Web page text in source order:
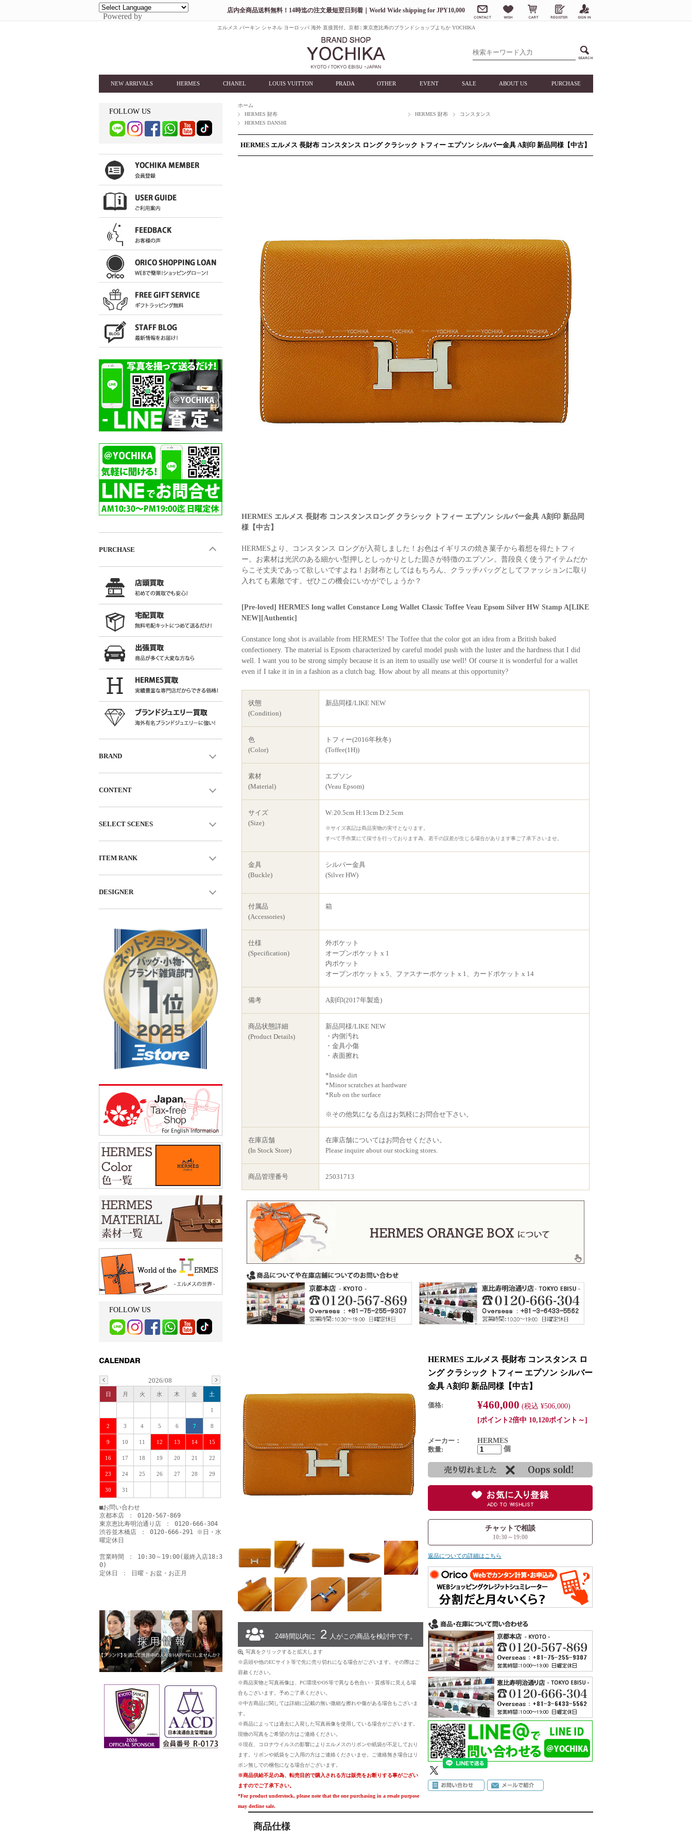
Powered by
店内全商品送料無料！14時迄の注文最短翌日到着｜World Wide shipping for JPY10,000
エルメス バーキン シャネル ヨーロッパ 海外 直接買付。京都 | 東京恵比寿のブランドショップよちか YOCHIKA
NEW ARRIVALS HERMES CHANEL LOUIS VUITTON PRADA OTHER EVENT SALE ABOUT US PURCHASE
ホーム
HERMES 財布
HERMES 財布
コンスタンス
HERMES DANSHI
HERMES エルメス 長財布 コンスタンス ロング クラシック トフィー エプソン シルバー金具 A刻印 新品同様【中古】
HERMES エルメス 長財布 コンスタンスロング クラシック トフィー エプソン シルバー金具 A刻印 新品同
様【中古】
HERMESより、コンスタンス ロングが入荷しました！お色はイギリスの焼き菓子から着想を得たトフィ
ー。お素材は光沢のある細かい型押しとしっかりとした固さが特徴のエプソン。普段良く使うアイテムだか
らこそ丈夫であって欲しいですよね！お財布としてはもちろん、クラッチバッグとしてファッションに取り
入れても素敵です。ぜひこの機会にいかがでしょうか？
[Pre-loved] HERMES long wallet Constance Long Wallet Classic Toffee Veau Epsom Silver HW Stamp A[LIKE
NEW][Authentic]
Constance long shot is available from HERMES! The Toffee that the color got an idea from a British baked
confectionery. The material is Epsom characterized by careful model push with the luster and the hardness that I did
well. I want you to be strong simply because it is an item to usually use well! Of course it is wonderful for a wallet
even if I take it in in a fashion as a clutch bag. How about by all means at this opportunity?
状態
(Condition)
新品同様/LIKE NEW
色
(Color)
トフィー(2016年秋冬)
(Toffee(1H))
素材
(Material)
エプソン
(Veau Epsom)
サイズ
(Size)
W:20.5cm H:13cm D:2.5cm
※サイズ表記は商品実物の実寸となります。
すべて手作業にて採寸を行っております為、若干の誤差が生じる場合があります事ご了承下さいませ。
金具
(Buckle)
シルバー金具
(Silver HW)
付属品
(Accessories)
箱
仕様
(Specification)
外ポケット
オープンポケット x 1
内ポケット
オープンポケット x 5、ファスナーポケット x 1、カードポケット x 14
備考 A刻印(2017年製造)
商品状態詳細
(Product Details)
新品同様/LIKE NEW
・内側汚れ
・金具小傷
・表面擦れ
*Inside dirt
*Minor scratches at hardware
*Rub on the surface
※その他気になる点はお気軽にお問合せ下さい。
在庫店舗
(In Stock Store)
在庫店舗についてはお問合せください。
Please inquire about our stocking stores.
商品管理番号 25031713
24時間以内に 2 人がこの商品を検討中です。
写真をクリックすると拡大します
※店頭や他のECサイト等で先に売り切れになる場合がございます。その際はご
容赦ください。
※商品実物と写真画像は、PC環境やOS等で異なる色合い・質感等に見える場
合もございます。予めご了承ください。
※中古商品に関しては詳細に記載の無い微細な擦れや傷がある場合もございま
す。
※商品によっては過去に入荷した写真画像を使用している場合がございます。
現物の写真をご希望の方はご連絡ください。
※現在、コロナウイルスの影響によりエルメスのリボンや紙袋が不足しており
ます。リボンや紙袋をご入用の方はご連絡くださいませ。ご連絡無き場合はリ
ボン無しでの梱包になる場合がございます。
※商品供給不足の為、転売目的で購入される方は販売をお断りする事がござい
ますのでご了承下さい。
*For product understock, please note that the one purchasing in a resale purpose
may decline sale.
HERMES エルメス 長財布 コンスタンス ロ
ング クラシック トフィー エプソン シルバー
金具 A刻印 新品同様【中古】
価格: ¥460,000 (税込 ¥506,000)
[ポイント2倍中 10,120ポイント～]
メーカー：
HERMES
数量:
個
チャットで相談
10:30～19:00
返品についての詳細はこちら
商品仕様
FOLLOW US
PURCHASE
BRAND
CONTENT
SELECT SCENES
ITEM RANK
DESIGNER
FOLLOW US
2026/08
日 月 火 水 木 金 土
1
2 3 4 5 6 7 8
9 10 11 12 13 14 15
16 17 18 19 20 21 22
23 24 25 26 27 28 29
30 31
■お問い合わせ
京都本店 ： 0120-567-869
東京恵比寿明治通り店 ： 0120-666-304
渋谷並木橋店 ： 0120-666-291 ※日・水
曜定休日
営業時間 ： 10:30～19:00(最終入店18:3
0)
定休日 ： 日曜・お盆・お正月